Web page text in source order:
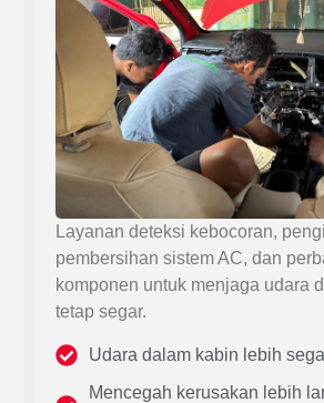
Layanan deteksi kebocoran,
pembersihan sistem AC, dan
komponen untuk menjaga udara
tetap segar.
Udara dalam kabin lebih
Mencegah kerusakan lebih